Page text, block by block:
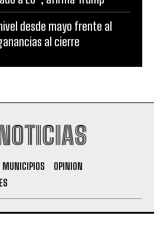
desde mayo frente al
al cierre
MUNICIPIOS
OPINION